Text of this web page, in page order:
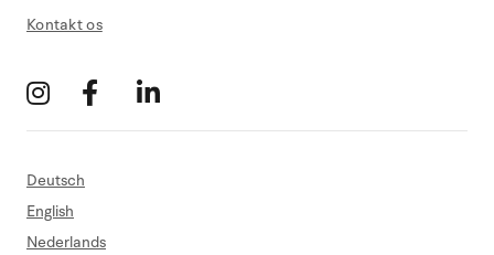
Kontakt os
Deutsch
English
Nederlands